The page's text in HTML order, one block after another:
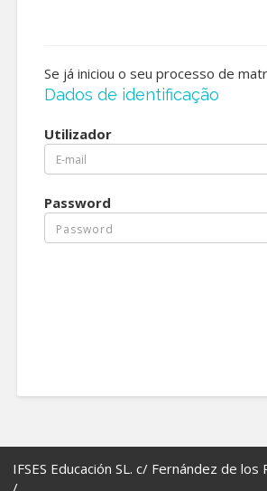
Se já iniciou o seu processo de
Dados de identificação
Utilizador
Password
IFSES Educación SL. c/ Fernández de